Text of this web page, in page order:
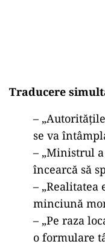
Traducere
– „
se va
– „Ministrul
încearcă să
–
minciună
– „Pe raza
o formulare